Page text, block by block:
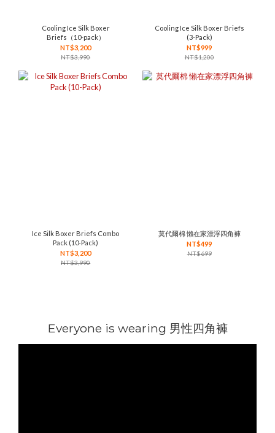
Cooling Ice Silk Boxer
Briefs（10-pack）
NT$3,200
NT$3,990
Cooling Ice Silk Boxer Briefs
(3-Pack)
NT$999
NT$1,200
Ice Silk Boxer Briefs Combo
Pack (10-Pack)
NT$3,200
NT$3,990
莫代爾棉 懶在家漂浮四角褲
NT$499
NT$699
Everyone is wearing 男性四角褲